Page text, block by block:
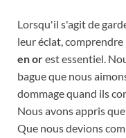
Lorsqu'il s'agit de
leur éclat, comprendre
en orest essentiel.
bague que nous
dommage quand ils
Nous avons appris
Que nous devions